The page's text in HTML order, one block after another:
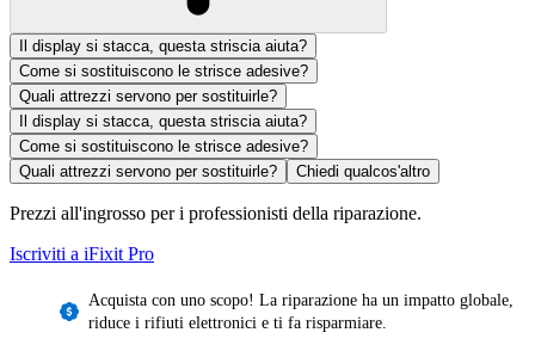
Il display si stacca, questa striscia aiuta?
Come si sostituiscono le strisce adesive?
Quali attrezzi servono per sostituirle?
Il display si stacca, questa striscia aiuta?
Come si sostituiscono le strisce adesive?
Quali attrezzi servono per sostituirle?
Chiedi qualcos'altro
Prezzi all'ingrosso per i professionisti della riparazione.
Iscriviti a iFixit Pro
Acquista con uno scopo! La riparazione ha un impatto globale,
riduce i rifiuti elettronici e ti fa risparmiare.